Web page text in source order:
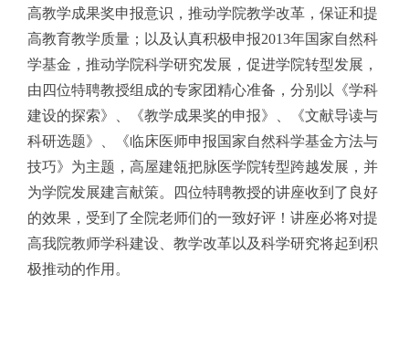
高教学成果奖申报意识，推动学院教学改革，保证和提
高教育教学质量；以及认真积极申报2013年国家自然科
学基金，推动学院科学研究发展，促进学院转型发展，
由四位特聘教授组成的专家团精心准备，分别以《学科
建设的探索》、《教学成果奖的申报》、《文献导读与
科研选题》、《临床医师申报国家自然科学基金方法与
技巧》为主题，高屋建瓴把脉医学院转型跨越发展，并
为学院发展建言献策。四位特聘教授的讲座收到了良好
的效果，受到了全院老师们的一致好评！讲座必将对提
高我院教师学科建设、教学改革以及科学研究将起到积
极推动的作用。